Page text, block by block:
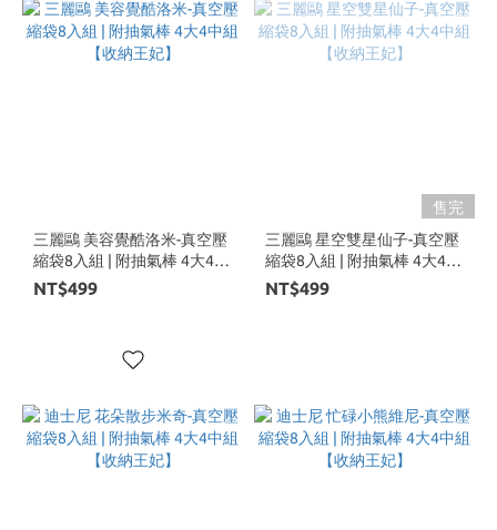
三麗鷗 美容覺酷洛米-真空壓
縮袋8入組 | 附抽氣棒 4大4中
組【收納王妃】
NT$499
售完
三麗鷗 星空雙星仙子-真空壓
縮袋8入組 | 附抽氣棒 4大4中
組【收納王妃】
NT$499